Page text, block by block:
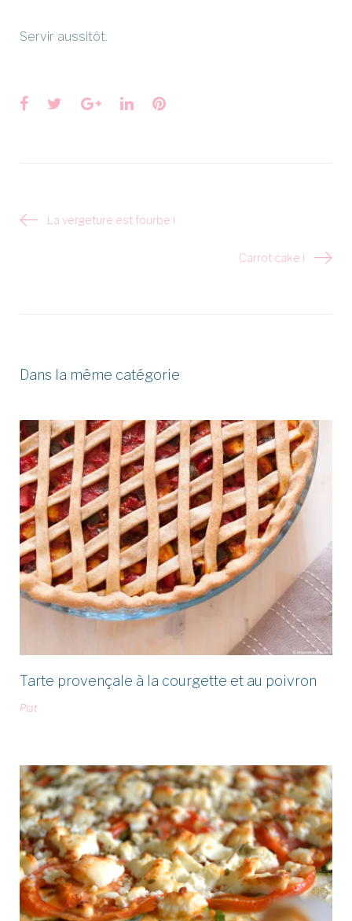
Servir aussitôt.
Facebook
TwitterGoogle+
LinkedInPinterest
NavigationLa vergeture est fourbe !
Carrot cake !
Dans la même catégorie
Tarte provençale à la courgette et au poivron
Plat